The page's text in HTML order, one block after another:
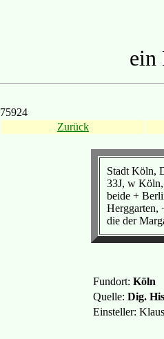
ein
75924
Zurück
Stadt Köln,
33J, w Köln,
beide +
Herggarten,
die der
Fundort: Köln
Quelle: Dig.
Einsteller: